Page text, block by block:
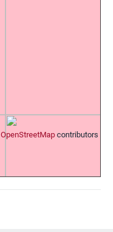
OpenStreetMap contributors